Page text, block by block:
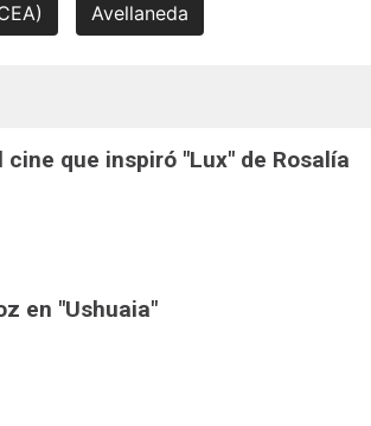
Avellaneda
que inspiró "Lux" de Rosalía
en "Ushuaia"